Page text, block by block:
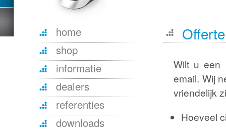
home
shop
informatie
dealers
referenties
downloads
Wilt u een
email. Wij
vriendelijk
Hoeveel